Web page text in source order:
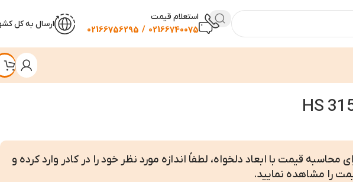
استعلام قیمت
02166740075 / 02166756295 ارسال به کل
محاسبه قیمت با ابعاد دلخواه، لطفاً اندازه مورد نظر خود را در کادر وارد کرده و
را مشاهده نمایید.